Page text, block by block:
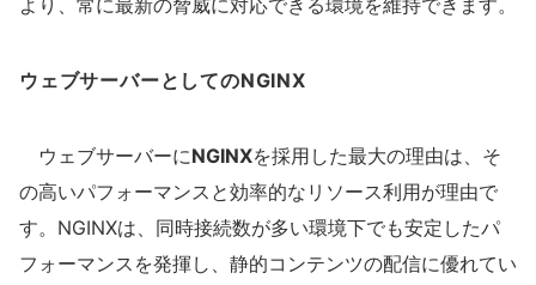
ウェブサーバーとしてのNGINX
ウェブサーバーにNGINXを採用した最大の理由は、そ
の高いパフォーマンスと効率的なリソース利用が理由で
す。NGINXは、同時接続数が多い環境下でも安定したパ
フォーマンスを発揮し、静的コンテンツの配信に優れてい